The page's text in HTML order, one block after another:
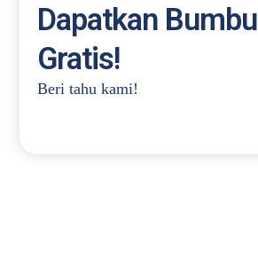
Dapatkan Bumbu
Gratis!
Beri tahu kami!